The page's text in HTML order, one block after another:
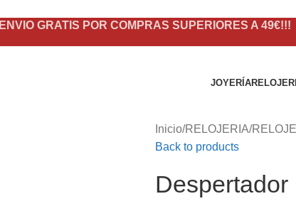
ENVIO GRATIS POR COMPRAS SUPERIORES A 49€!!!
JOYERÍA
Inicio/RELOJERIA/
Back to products
Despertador